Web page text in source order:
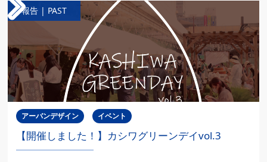
報告 | PAST
アーバンデザイン イベント
【開催しました！】カシワグリーンデイvol.3